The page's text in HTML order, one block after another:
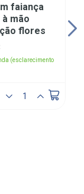
faiança
mão
flores
(esclarecimento